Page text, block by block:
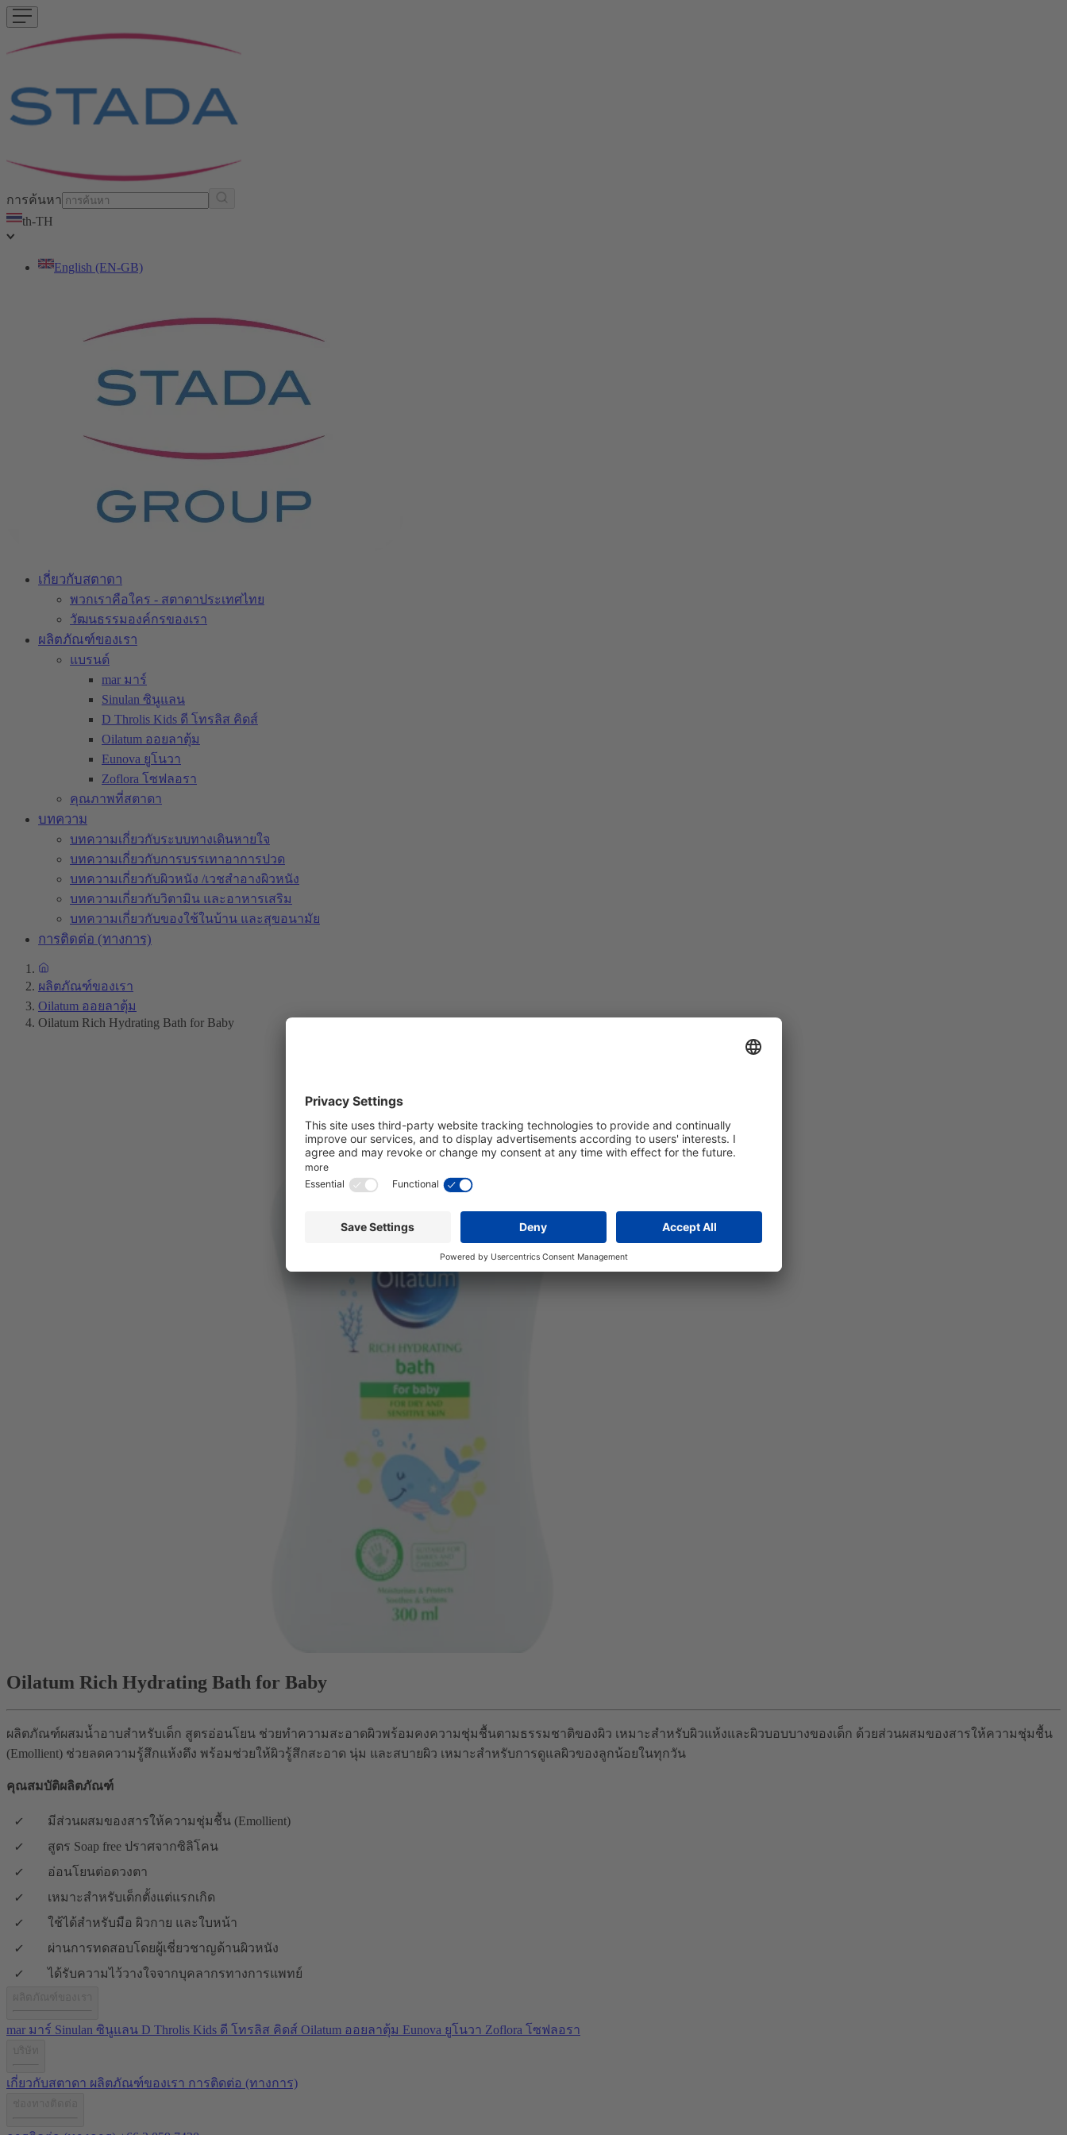
การค้นหา
th-TH
English (EN-GB)
เกี่ยวกับสตาดา
พวกเราคือใคร - สตาดาประเทศไทย
วัฒนธรรมองค์กรของเรา
ผลิตภัณฑ์ของเรา
แบรนด์
mar มาร์
Sinulan ซินูแลน
D Throlis Kids ดี โทรลิส คิดส์
Oilatum ออยลาตุ้ม
Eunova ยูโนวา
Zoflora โซฟลอรา
คุณภาพที่สตาดา
บทความ
บทความเกี่ยวกับระบบทางเดินหายใจ
บทความเกี่ยวกับการบรรเทาอาการปวด
บทความเกี่ยวกับผิวหนัง /เวชสำอางผิวหนัง
บทความเกี่ยวกับวิตามิน และอาหารเสริม
บทความเกี่ยวกับของใช้ในบ้าน และสุขอนามัย
การติดต่อ (ทางการ)
ผลิตภัณฑ์ของเรา
Oilatum ออยลาตุ้ม
Oilatum Rich Hydrating Bath for Baby
Oilatum Rich Hydrating Bath for Baby
ผลิตภัณฑ์ผสมน้ำอาบสำหรับเด็ก สูตรอ่อนโยน ช่วยทำความสะอาดผิวพร้อมคงความชุ่มชื้นตามธรรมชาติของผิว เหมาะสำหรับผิวแห้งและผิวบอบบางของเด็ก ด้วยส่วนผสมของสารให้ความชุ่มชื้น
(Emollient) ช่วยลดความรู้สึกแห้งตึง พร้อมช่วยให้ผิวรู้สึกสะอาด นุ่ม และสบายผิว เหมาะสำหรับการดูแลผิวของลูกน้อยในทุกวัน
คุณสมบัติผลิตภัณฑ์
มีส่วนผสมของสารให้ความชุ่มชื้น (Emollient)
สูตร Soap free ปราศจากซิลิโคน
อ่อนโยนต่อดวงตา
เหมาะสำหรับเด็กตั้งแต่แรกเกิด
ใช้ได้สำหรับมือ ผิวกาย และใบหน้า
ผ่านการทดสอบโดยผู้เชี่ยวชาญด้านผิวหนัง
ได้รับความไว้วางใจจากบุคลากรทางการแพทย์
mar มาร์ Sinulan ซินูแลน D Throlis Kids ดี โทรลิส คิดส์ Oilatum ออยลาตุ้ม Eunova ยูโนวา Zoflora โซฟลอรา
เกี่ยวกับสตาดา ผลิตภัณฑ์ของเรา การติดต่อ (ทางการ)